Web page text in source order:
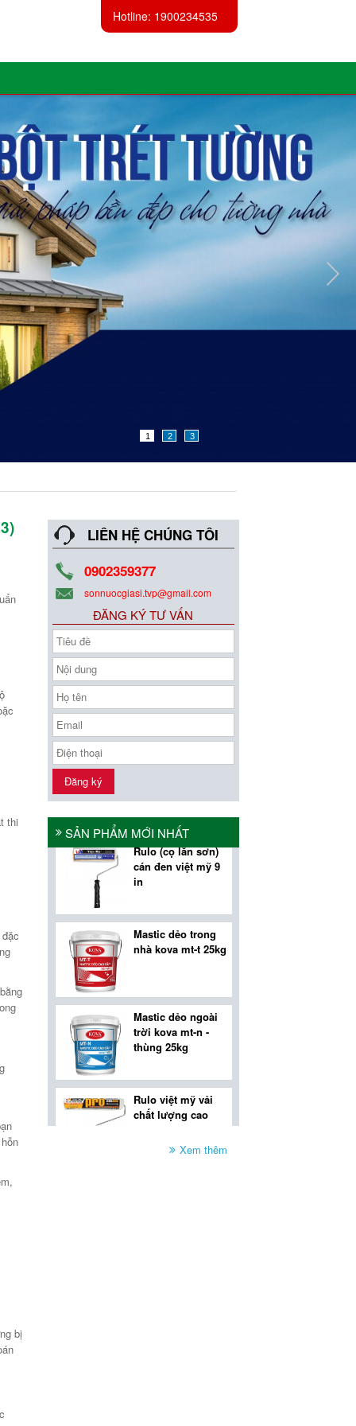
Hotline: 1900234535
1 2 3
thi
bị
LIÊN HỆ CHÚNG TÔI
0902359377
sonnuocgiasi.tvp@gmail.com
ĐĂNG KÝ TƯ VẤN
Đăng ký
SẢN PHẨM MỚI NHẤT
rulo việt mỹ vải
chất lượng cao
rulo (cọ lăn sơn)
cán đen việt mỹ 9
in
mastic dẻo trong
nhà kova mt-t 25kg
trời kova mt-n -
thùng 25kg
chất lượng cao
Xem thêm